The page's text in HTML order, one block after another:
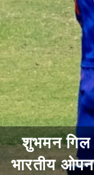
शुभमन
भारतीय